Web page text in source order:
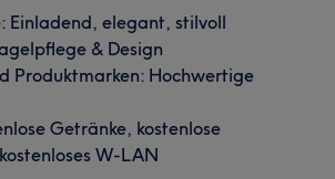
Einladend, elegant, stilvoll
& Design
Produktmarken: Hochwertige
Getränke, kostenlose
W-LAN